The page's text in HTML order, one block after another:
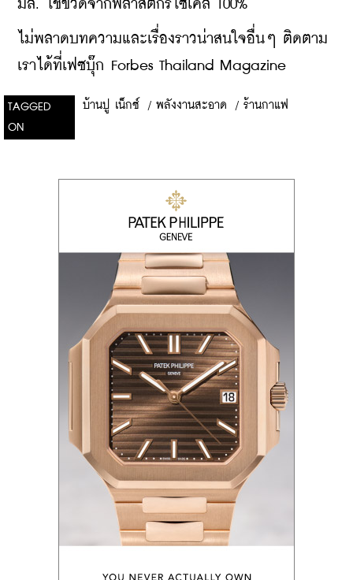
มล. ใช้ขวดจากพลาสติกรีไซเคิล 100%
ไม่พลาดบทความและเรื่องราวน่าสนใจอื่นๆ ติดตาม
เราได้ที่เฟซบุ๊ก Forbes Thailand Magazine
TAGGED
ON
บ้านปู เน็กซ์ / พลังงานสะอาด / ร้านกาแฟ